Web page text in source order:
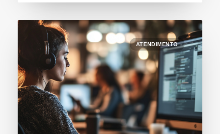
ATENDIMENTO